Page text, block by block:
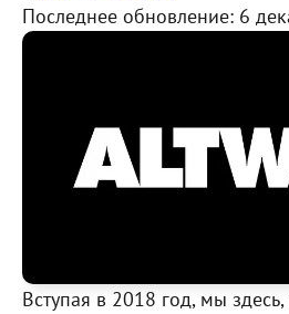
Последнее обновление: 6
Вступая в 2018 год, мы